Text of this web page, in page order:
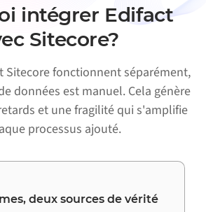
intégrer Edifact
Sitecore?
Sitecore fonctionnent séparément,
données est manuel. Cela génère
et une fragilité qui s'amplifie
processus ajouté.
deux sources de vérité